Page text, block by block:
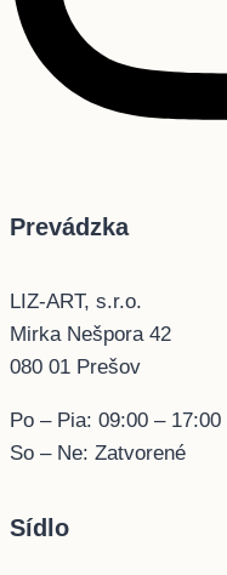
Prevádzka
LIZ-ART, s.r.o.
Mirka Nešpora 42
080 01 Prešov
Po – Pia: 09:00 – 17:00
So – Ne: Zatvorené
Sídlo